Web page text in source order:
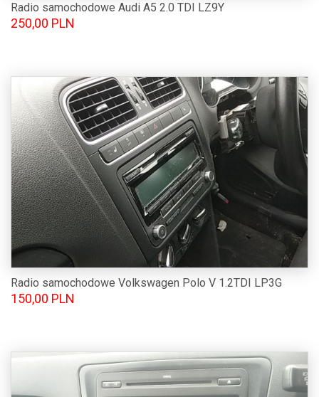
Radio samochodowe Audi A5 2.0 TDI LZ9Y
250,00 PLN
Radio samochodowe Volkswagen Polo V 1.2TDI LP3G
150,00 PLN